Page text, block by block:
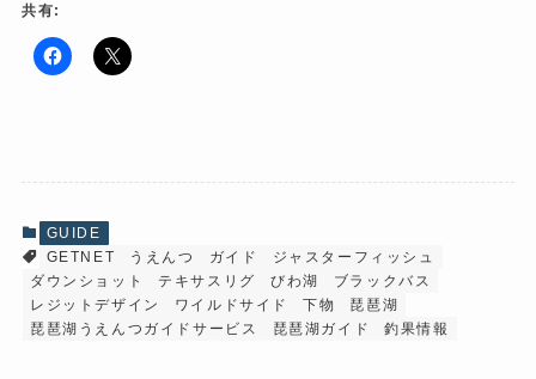
共有:
F
k
有
す
る
に
は
ク
リ
ッ
ク
で
(
新
し
い
ウ
ィ
ン
ド
GUIDE
GETNET
うえんつ ガイド
ジャスターフィッシュ
ダウンショット
テキサスリグ びわ湖
ブラックバス
レジットデザイン
ワイルドサイド 下物
琵琶湖
琵琶湖うえんつガイドサービス
琵琶湖ガイド 釣果情報